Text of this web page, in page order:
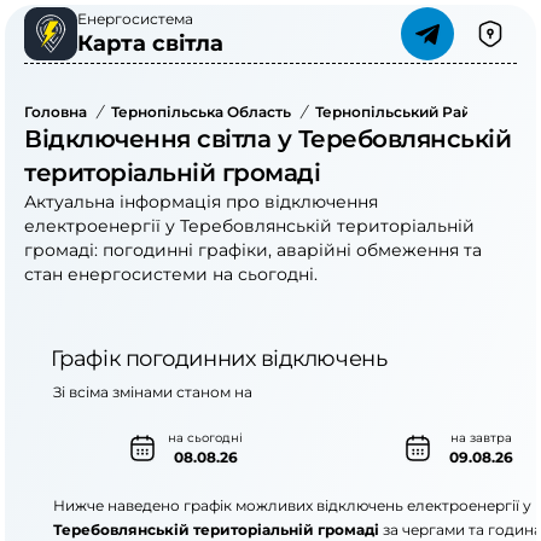
Енергосистема
Карта світла
Головна / Тернопільська Область / Тернопільський Район
Відключення світла у Теребовлянській
територіальній громаді
Актуальна інформація про відключення
електроенергії у Теребовлянській територіальній
громаді: погодинні графіки, аварійні обмеження та
стан енергосистеми на сьогодні.
Графік погодинних відключень
на сьогодні
08.08.26
на завтра
09.08.26
Зі всіма змінами станом на
Нижче наведено графік можливих відключень електроенергії у
Теребовлянській територіальній громаді за чергами та